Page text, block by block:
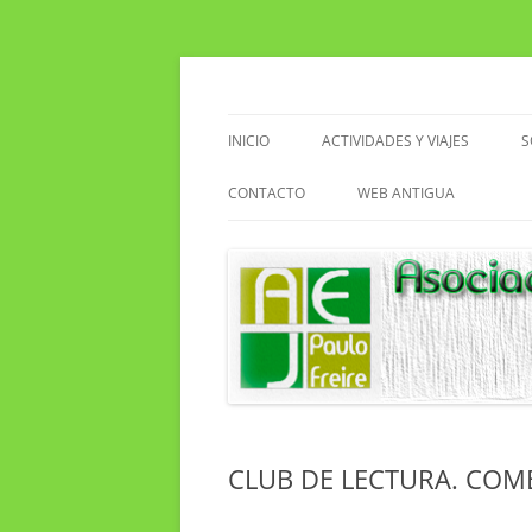
Saltar
INICIO ACTIVIDADES Y VIAJES
VIAJES
EXCURSIONES
SENDERISMO
CLUB DE LECTURA
CONTACTO WEB ANTIGUA
CLUB DE LECTURA.